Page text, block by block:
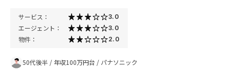
サービス： 3.0
エージェント： 3.0
物件： 2.0
50代後半 / 年収100万円台 / パナソニック